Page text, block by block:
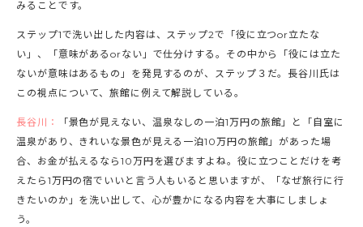
みることです。
ステップ1で洗い出した内容は、ステップ2で「役に立つor立たな
い」、「意味があるorない」で仕分けする。その中から「役には立た
ないが意味はあるもの」を発見するのが、ステップ３だ。長谷川氏は
この視点について、旅館に例えて解説している。
長谷川：
「景色が見えない、温泉なしの一泊1万円の旅館」と「自室に
温泉があり、きれいな景色が見える一泊10万円の旅館」があった場
合、お金が払えるなら10万円を選びますよね。役に立つことだけを考
えたら1万円の宿でいいと言う人もいると思いますが、「なぜ旅行に行
きたいのか」を洗い出して、心が豊かになる内容を大事にしましょ
う。